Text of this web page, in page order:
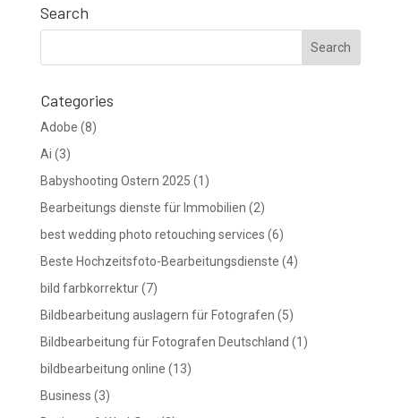
Search
Categories
Adobe (8)
Ai (3)
Babyshooting Ostern 2025 (1)
Bearbeitungs dienste für Immobilien (2)
best wedding photo retouching services (6)
Beste Hochzeitsfoto-Bearbeitungsdienste (4)
bild farbkorrektur(7)
Bildbearbeitung auslagern für Fotografen (5)
Bildbearbeitung für Fotografen Deutschland (1)
bildbearbeitung online (13)
Business (3)